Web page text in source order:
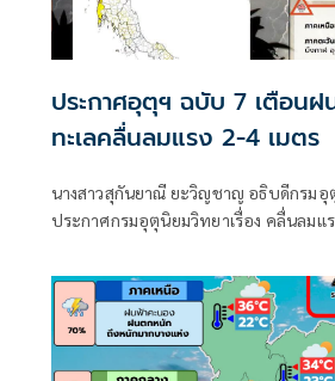
ประกาศอุตุฯ ฉบับ 7 เตือน
ทะเลคลื่นลมแรง 2-4 เมตร
นางสาวสุกันยาณี ยะวิญชาญ อธิบดีกรม
ประกาศกรมอุตุนิยมวิทยาเรื่อง คลื่นลมแ
มากบริเวณประเทศไทย